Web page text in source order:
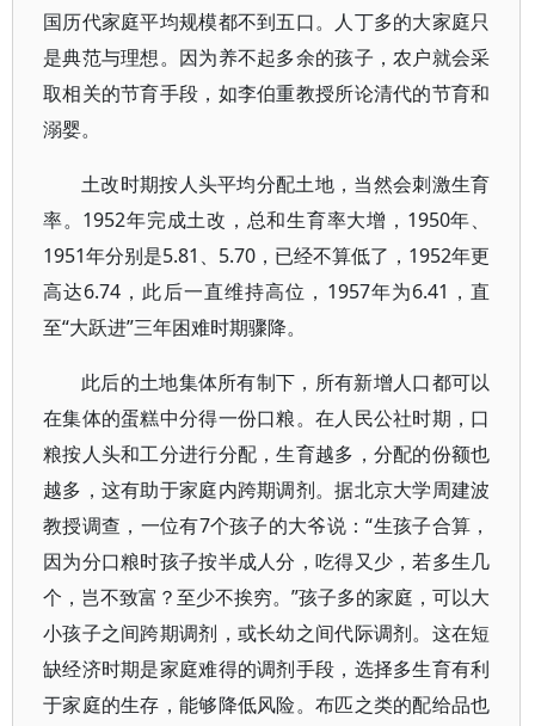
国历代家庭平均规模都不到五口。人丁多的大家庭只
是典范与理想。因为养不起多余的孩子，农户就会采
取相关的节育手段，如李伯重教授所论清代的节育和
溺婴。
土改时期按人头平均分配土地，当然会刺激生育
率。1952年完成土改，总和生育率大增，1950年、
1951年分别是5.81、5.70，已经不算低了，1952年更
高达6.74，此后一直维持高位，1957年为6.41，直
至“大跃进”三年困难时期骤降。
此后的土地集体所有制下，所有新增人口都可以
在集体的蛋糕中分得一份口粮。在人民公社时期，口
粮按人头和工分进行分配，生育越多，分配的份额也
越多，这有助于家庭内跨期调剂。据北京大学周建波
教授调查，一位有7个孩子的大爷说：“生孩子合算，
因为分口粮时孩子按半成人分，吃得又少，若多生几
个，岂不致富？至少不挨穷。”孩子多的家庭，可以大
小孩子之间跨期调剂，或长幼之间代际调剂。这在短
缺经济时期是家庭难得的调剂手段，选择多生育有利
于家庭的生存，能够降低风险。布匹之类的配给品也